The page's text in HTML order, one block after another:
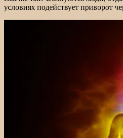
условиях подействует приворот